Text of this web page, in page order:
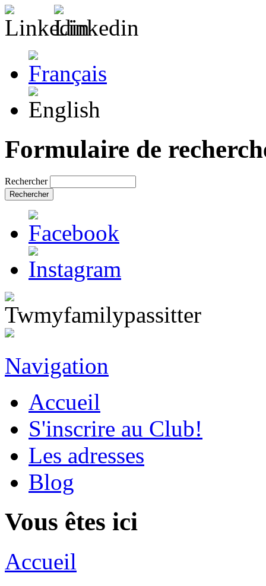
Formulaire de
Rechercher
Navigation
Accueil
S'inscrire au Club!
Les adresses
Blog
Vous êtes ici
Accueil